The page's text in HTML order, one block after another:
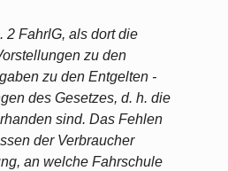
2 FahrlG, als dort die
zu den
zu den Entgelten -
des Gesetzes, d. h. die
sind. Das Fehlen
der Verbraucher
an welche Fahrschule